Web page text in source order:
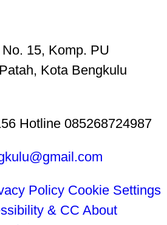
15, Komp. PU
Kota Bengkulu
Hotline 085268724987
Policy Cookie Settings
& CC About